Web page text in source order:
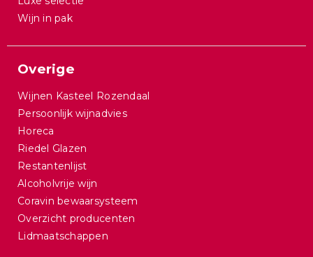
Wijn in pak
Overige
Wijnen Kasteel Rozendaal
Persoonlijk wijnadvies
Horeca
Riedel Glazen
Restantenlijst
Alcoholvrije wijn
Coravin bewaarsysteem
Overzicht producenten
Lidmaatschappen